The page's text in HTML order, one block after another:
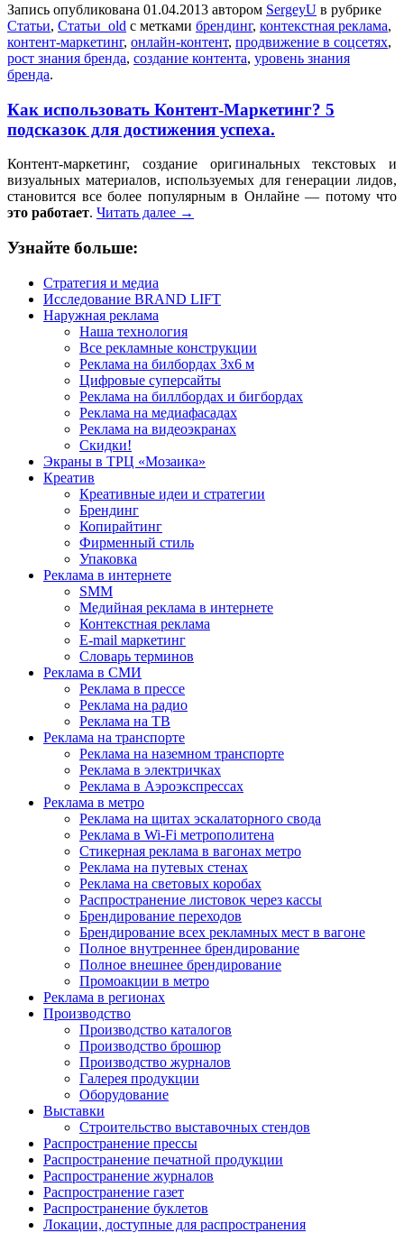
Запись опубликована 01.04.2013 автором SergeyU в рубрике
Статьи, Статьи_old с метками брендинг, контекстная реклама,
контент-маркетинг, онлайн-контент, продвижение в соцсетях,
рост знания бренда, создание контента, уровень знания
бренда.
Как использовать Контент-Маркетинг? 5
подсказок для достижения успеха.
Контент-маркетинг, создание оригинальных текстовых и
визуальных материалов, используемых для генерации лидов,
становится все более популярным в Онлайне — потому что
это работает. Читать далее →
Узнайте больше:
Стратегия и медиа
Исследование BRAND LIFT
Наружная реклама
Наша технология
Все рекламные конструкции
Реклама на билбордах 3х6 м
Цифровые суперсайты
Реклама на биллбордах и бигбордах
Реклама на медиафасадах
Реклама на видеоэкранах
Скидки!
Экраны в ТРЦ «Мозаика»
Креатив
Креативные идеи и стратегии
Брендинг
Копирайтинг
Фирменный стиль
Упаковка
Реклама в интернете
SMM
Медийная реклама в интернете
Контекстная реклама
E-mail маркетинг
Словарь терминов
Реклама в СМИ
Реклама в прессе
Реклама на радио
Реклама на ТВ
Реклама на транспорте
Реклама на наземном транспорте
Реклама в электричках
Реклама в Аэроэкспрессах
Реклама в метро
Реклама на щитах эскалаторного свода
Реклама в Wi-Fi метрополитена
Стикерная реклама в вагонах метро
Реклама на путевых стенах
Реклама на световых коробах
Распространение листовок через кассы
Брендирование переходов
Брендирование всех рекламных мест в вагоне
Полное внутреннее брендирование
Полное внешнее брендирование
Промоакции в метро
Реклама в регионах
Производство
Производство каталогов
Производство брошюр
Производство журналов
Галерея продукции
Оборудование
Выставки
Строительство выставочных стендов
Распространение прессы
Распространение печатной продукции
Распространение журналов
Распространение газет
Распространение буклетов
Локации, доступные для распространения